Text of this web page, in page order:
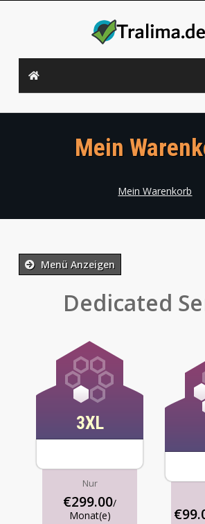
Mein
Mein Warenkorb
Menü Anzeigen
Dedicated
3XL
Nur
€299.00/
Monat(e)